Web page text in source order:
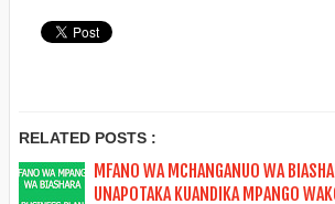
RELATED POSTS :
MFANO WA MCHANGANUO WA
UNAPOTAKA KUANDIKA MPANGO